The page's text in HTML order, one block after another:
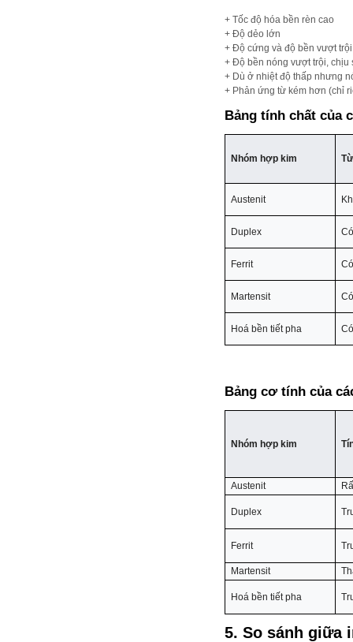
+ Tốc độ hóa bền rèn cao
+ Độ dẻo lớn
+ Độ cứng và độ bền vượt
+ Độ bền nóng vượt trội,
+ Dù ở nhiệt độ thấp nhưng
+ Phản ứng từ kém hơn (chỉ
Bảng tính chất của
Nhóm hợp kim
Austenit
Duplex Có
Ferrit Có
Martensit Có
Hoá bền tiết pha Có
Bảng cơ tính của
Nhóm hợp kim
Austenit
Duplex
Ferrit
Martensit
Hoá bền tiết pha
5. So sánh giữa